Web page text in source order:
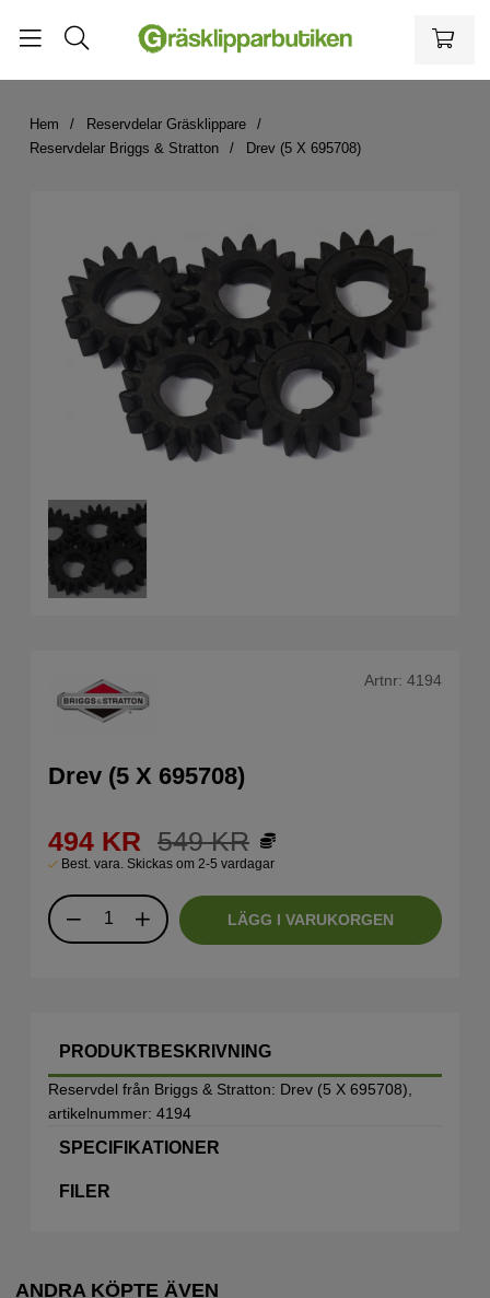
Hem
Reservdelar Gräsklippare
Reservdelar Briggs & Stratton
Drev (5 X 695708)
Artnr: 4194
Drev (5 X 695708)
549KR
494 KR
Best. vara. Skickas om 2-5 vardagar
LÄGG I VARUKORGEN
PRODUKTBESKRIVNING
Reservdel från Briggs & Stratton: Drev (5 X 695708),
artikelnummer: 4194
SPECIFIKATIONER
FILER
ANDRA KÖPTE ÄVEN